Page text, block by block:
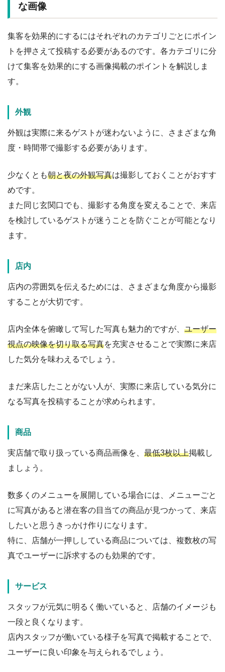
な画像
集客を効果的にするにはそれぞれのカテゴリごとにポイン
トを押さえて投稿する必要があるのです。各カテゴリに分
けて集客を効果的にする画像掲載のポイントを解説しま
す。
外観
外観は実際に来るゲストが迷わないように、さまざまな角
度・時間帯で撮影する必要があります。
少なくとも朝と夜の外観写真は撮影しておくことがおすす
めです。
また同じ玄関口でも、撮影する角度を変えることで、来店
を検討しているゲストが迷うことを防ぐことが可能となり
ます。
店内
店内の雰囲気を伝えるためには、さまざまな角度から撮影
することが大切です。
店内全体を俯瞰して写した写真も魅力的ですが、 ユーザー
視点の映像を切り取る写真を充実させることで実際に来店
した気分を味わえるでしょう。
まだ来店したことがない人が、実際に来店している気分に
なる写真を投稿することが求められます。
商品
実店舗で取り扱っている商品画像を、 最低3枚以上掲載し
ましょう。
数多くのメニューを展開している場合には、メニューごと
に写真があると潜在客の目当ての商品が見つかって、来店
したいと思うきっかけ作りになります。
特に、店舗が一押ししている商品については、複数枚の写
真でユーザーに訴求するのも効果的です。
サービス
スタッフが元気に明るく働いていると、店舗のイメージも
一段と良くなります。
店内スタッフが働いている様子を写真で掲載することで、
ユーザーに良い印象を与えられるでしょう。